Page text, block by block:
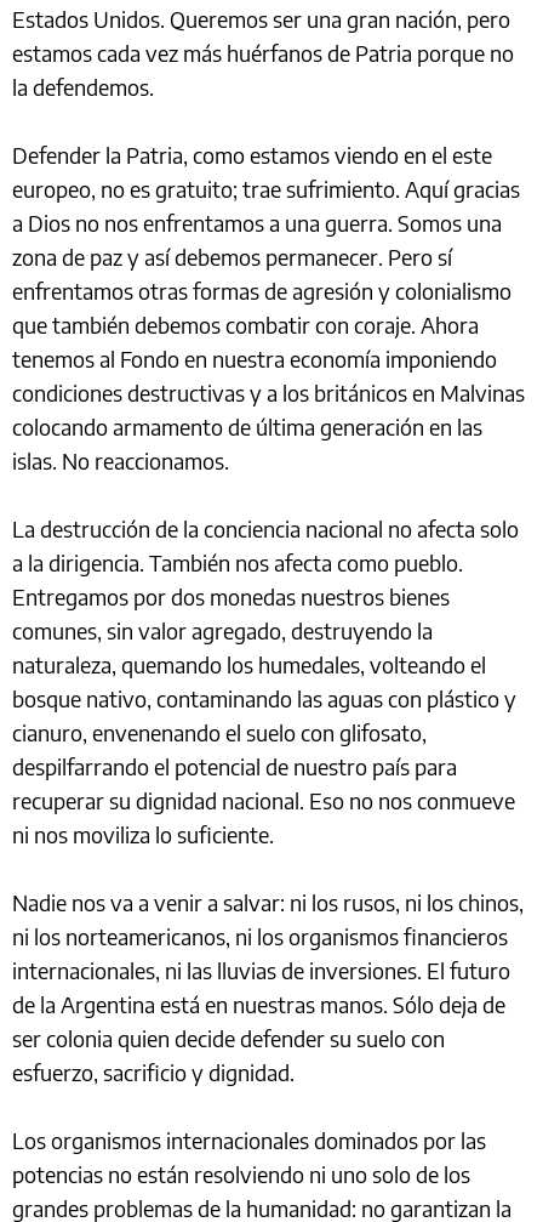
Estados Unidos. Queremos ser una gran nación, pero
estamos cada vez más huérfanos de Patria porque no
la defendemos.
Defender la Patria, como estamos viendo en el este
europeo, no es gratuito; trae sufrimiento. Aquí gracias
a Dios no nos enfrentamos a una guerra. Somos una
zona de paz y así debemos permanecer. Pero sí
enfrentamos otras formas de agresión y colonialismo
que también debemos combatir con coraje. Ahora
tenemos al Fondo en nuestra economía imponiendo
condiciones destructivas y a los británicos en Malvinas
colocando armamento de última generación en las
islas. No reaccionamos.
La destrucción de la conciencia nacional no afecta solo
a la dirigencia. También nos afecta como pueblo.
Entregamos por dos monedas nuestros bienes
comunes, sin valor agregado, destruyendo la
naturaleza, quemando los humedales, volteando el
bosque nativo, contaminando las aguas con plástico y
cianuro, envenenando el suelo con glifosato,
despilfarrando el potencial de nuestro país para
recuperar su dignidad nacional. Eso no nos conmueve
ni nos moviliza lo suficiente.
Nadie nos va a venir a salvar: ni los rusos, ni los chinos,
ni los norteamericanos, ni los organismos financieros
internacionales, ni las lluvias de inversiones. El futuro
de la Argentina está en nuestras manos. Sólo deja de
ser colonia quien decide defender su suelo con
esfuerzo, sacrificio y dignidad.
Los organismos internacionales dominados por las
potencias no están resolviendo ni uno solo de los
grandes problemas de la humanidad: no garantizan la